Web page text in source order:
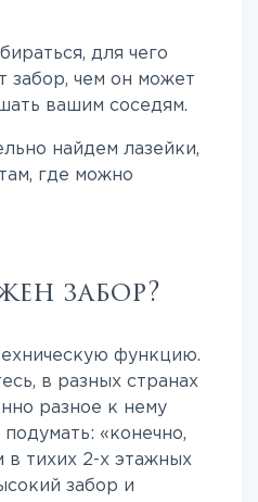
для чего
забор, чем он может
вашим соседям.
найдем лазейки,
где можно
забор?
функцию.
в разных странах
разное к нему
«конечно,
в тихих 2-х этажных
забор и